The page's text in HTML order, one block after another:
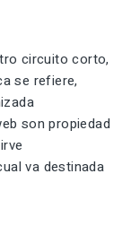
circuito corto,
se refiere,
son propiedad
va destinada